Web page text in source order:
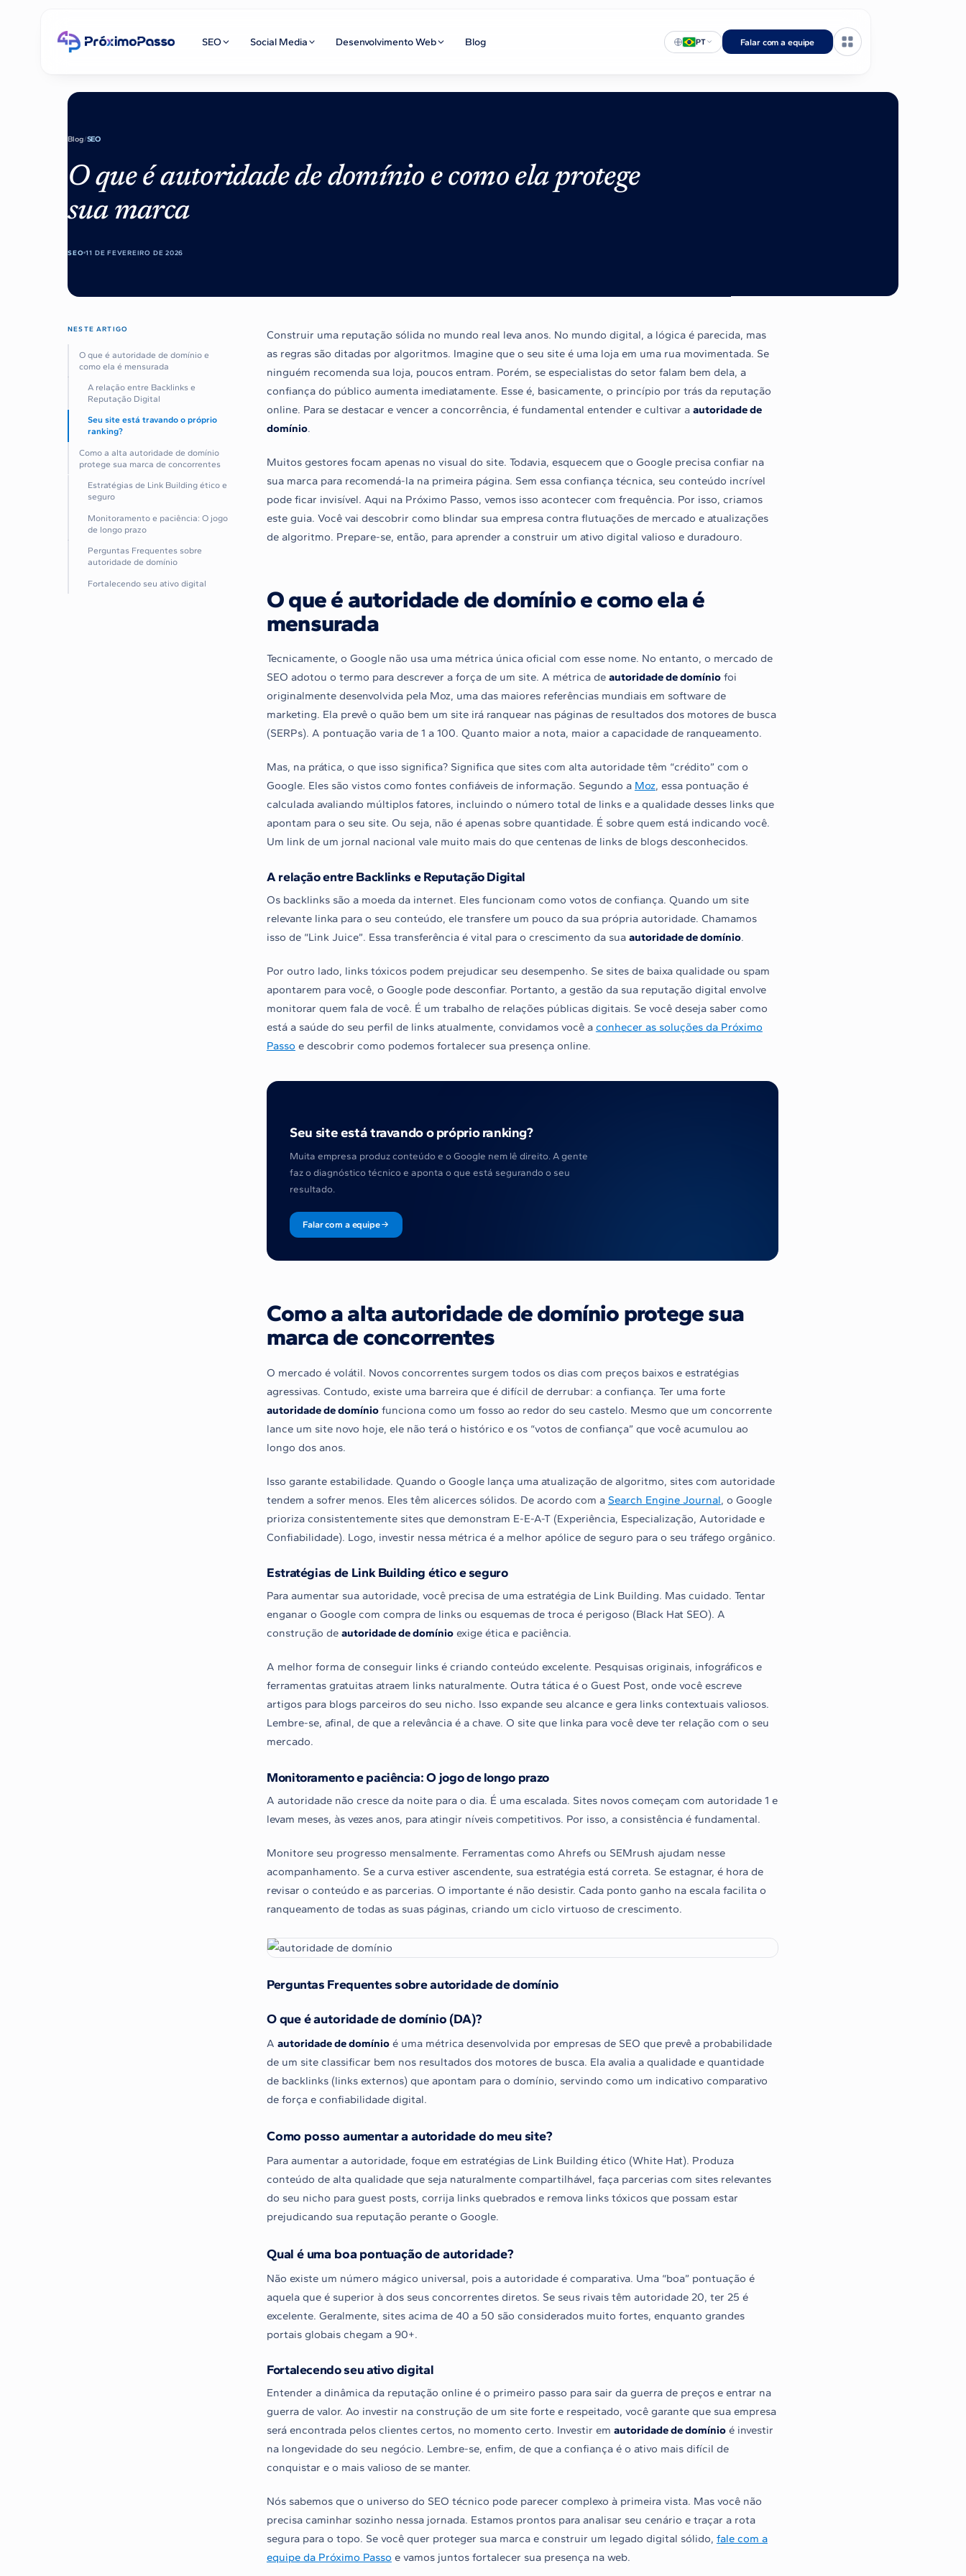
SEO Social Media Desenvolvimento Web Blog PT Falar com a equipe
Blog/SEO
O que é autoridade de domínio e como ela protege
sua marca
SEO 11 DE FEVEREIRO DE 2026
NESTE ARTIGO
O que é autoridade de domínio e
como ela é mensurada
A relação entre Backlinks e
Reputação Digital
Seu site está travando o próprio
ranking?
Como a alta autoridade de domínio
protege sua marca de concorrentes
Estratégias de Link Building ético e
seguro
Monitoramento e paciência: O jogo
de longo prazo
Perguntas Frequentes sobre
autoridade de domínio
Fortalecendo seu ativo digital
Construir uma reputação sólida no mundo real leva anos. No mundo digital, a lógica é parecida, mas
as regras são ditadas por algoritmos. Imagine que o seu site é uma loja em uma rua movimentada. Se
ninguém recomenda sua loja, poucos entram. Porém, se especialistas do setor falam bem dela, a
confiança do público aumenta imediatamente. Esse é, basicamente, o princípio por trás da reputação
online. Para se destacar e vencer a concorrência, é fundamental entender e cultivar a autoridade de
domínio.
Muitos gestores focam apenas no visual do site. Todavia, esquecem que o Google precisa confiar na
sua marca para recomendá-la na primeira página. Sem essa confiança técnica, seu conteúdo incrível
pode ficar invisível. Aqui na Próximo Passo, vemos isso acontecer com frequência. Por isso, criamos
este guia. Você vai descobrir como blindar sua empresa contra flutuações de mercado e atualizações
de algoritmo. Prepare-se, então, para aprender a construir um ativo digital valioso e duradouro.
O que é autoridade de domínio e como ela é
mensurada
Tecnicamente, o Google não usa uma métrica única oficial com esse nome. No entanto, o mercado de
SEO adotou o termo para descrever a força de um site. A métrica de autoridade de domíniofoi
originalmente desenvolvida pela Moz, uma das maiores referências mundiais em software de
marketing. Ela prevê o quão bem um site irá ranquear nas páginas de resultados dos motores de busca
(SERPs). A pontuação varia de 1 a 100. Quanto maior a nota, maior a capacidade de ranqueamento.
Mas, na prática, o que isso significa? Significa que sites com alta autoridade têm “crédito” com o
Google. Eles são vistos como fontes confiáveis de informação. Segundo a Moz, essa pontuação é
calculada avaliando múltiplos fatores, incluindo o número total de links e a qualidade desses links que
apontam para o seu site. Ou seja, não é apenas sobre quantidade. É sobre quem está indicando você.
Um link de um jornal nacional vale muito mais do que centenas de links de blogs desconhecidos.
A relação entre Backlinks e Reputação Digital
Os backlinks são a moeda da internet. Eles funcionam como votos de confiança. Quando um site
relevante linka para o seu conteúdo, ele transfere um pouco da sua própria autoridade. Chamamos
isso de “Link Juice”. Essa transferência é vital para o crescimento da sua autoridade de domínio.
Por outro lado, links tóxicos podem prejudicar seu desempenho. Se sites de baixa qualidade ou spam
apontarem para você, o Google pode desconfiar. Portanto, a gestão da sua reputação digital envolve
monitorar quem fala de você. É um trabalho de relações públicas digitais. Se você deseja saber como
está a saúde do seu perfil de links atualmente, convidamos você a conhecer as soluções da Próximo
Passo e descobrir como podemos fortalecer sua presença online.
Seu site está travando o próprio ranking?
Muita empresa produz conteúdo e o Google nem lê direito. A gente
faz o diagnóstico técnico e aponta o que está segurando o seu
resultado.
Falar com a equipe
Como a alta autoridade de domínio protege sua
marca de concorrentes
O mercado é volátil. Novos concorrentes surgem todos os dias com preços baixos e estratégias
agressivas. Contudo, existe uma barreira que é difícil de derrubar: a confiança. Ter uma forte
autoridade de domíniofunciona como um fosso ao redor do seu castelo. Mesmo que um concorrente
lance um site novo hoje, ele não terá o histórico e os “votos de confiança” que você acumulou ao
longo dos anos.
Isso garante estabilidade. Quando o Google lança uma atualização de algoritmo, sites com autoridade
tendem a sofrer menos. Eles têm alicerces sólidos. De acordo com a Search Engine Journal, o Google
prioriza consistentemente sites que demonstram E-E-A-T (Experiência, Especialização, Autoridade e
Confiabilidade). Logo, investir nessa métrica é a melhor apólice de seguro para o seu tráfego orgânico.
Estratégias de Link Building ético e seguro
Para aumentar sua autoridade, você precisa de uma estratégia de Link Building. Mas cuidado. Tentar
enganar o Google com compra de links ou esquemas de troca é perigoso (Black Hat SEO). A
construção de autoridade de domínioexige ética e paciência.
A melhor forma de conseguir links é criando conteúdo excelente. Pesquisas originais, infográficos e
ferramentas gratuitas atraem links naturalmente. Outra tática é o Guest Post, onde você escreve
artigos para blogs parceiros do seu nicho. Isso expande seu alcance e gera links contextuais valiosos.
Lembre-se, afinal, de que a relevância é a chave. O site que linka para você deve ter relação com o seu
mercado.
Monitoramento e paciência: O jogo de longo prazo
A autoridade não cresce da noite para o dia. É uma escalada. Sites novos começam com autoridade 1 e
levam meses, às vezes anos, para atingir níveis competitivos. Por isso, a consistência é fundamental.
Monitore seu progresso mensalmente. Ferramentas como Ahrefs ou SEMrush ajudam nesse
acompanhamento. Se a curva estiver ascendente, sua estratégia está correta. Se estagnar, é hora de
revisar o conteúdo e as parcerias. O importante é não desistir. Cada ponto ganho na escala facilita o
ranqueamento de todas as suas páginas, criando um ciclo virtuoso de crescimento.
Perguntas Frequentes sobre autoridade de domínio
O que é autoridade de domínio (DA)?
A autoridade de domínioé uma métrica desenvolvida por empresas de SEO que prevê a probabilidade
de um site classificar bem nos resultados dos motores de busca. Ela avalia a qualidade e quantidade
de backlinks (links externos) que apontam para o domínio, servindo como um indicativo comparativo
de força e confiabilidade digital.
Como posso aumentar a autoridade do meu site?
Para aumentar a autoridade, foque em estratégias de Link Building ético (White Hat). Produza
conteúdo de alta qualidade que seja naturalmente compartilhável, faça parcerias com sites relevantes
do seu nicho para guest posts, corrija links quebrados e remova links tóxicos que possam estar
prejudicando sua reputação perante o Google.
Qual é uma boa pontuação de autoridade?
Não existe um número mágico universal, pois a autoridade é comparativa. Uma “boa” pontuação é
aquela que é superior à dos seus concorrentes diretos. Se seus rivais têm autoridade 20, ter 25 é
excelente. Geralmente, sites acima de 40 a 50 são considerados muito fortes, enquanto grandes
portais globais chegam a 90+.
Fortalecendo seu ativo digital
Entender a dinâmica da reputação online é o primeiro passo para sair da guerra de preços e entrar na
guerra de valor. Ao investir na construção de um site forte e respeitado, você garante que sua empresa
será encontrada pelos clientes certos, no momento certo. Investir em autoridade de domínioé investir
na longevidade do seu negócio. Lembre-se, enfim, de que a confiança é o ativo mais difícil de
conquistar e o mais valioso de se manter.
Nós sabemos que o universo do SEO técnico pode parecer complexo à primeira vista. Mas você não
precisa caminhar sozinho nessa jornada. Estamos prontos para analisar seu cenário e traçar a rota
segura para o topo. Se você quer proteger sua marca e construir um legado digital sólido, fale com a
equipe da Próximo Passo e vamos juntos fortalecer sua presença na web.